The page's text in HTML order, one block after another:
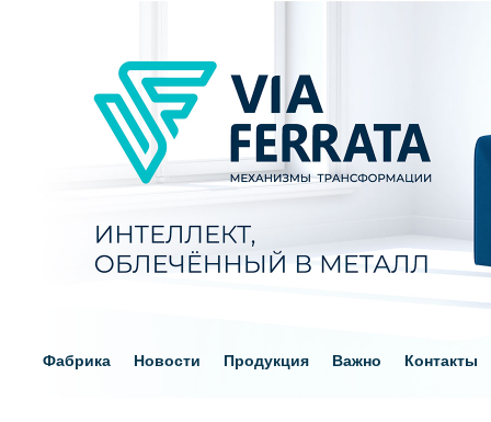
Фабрика Новости Продукция Важно Контакты